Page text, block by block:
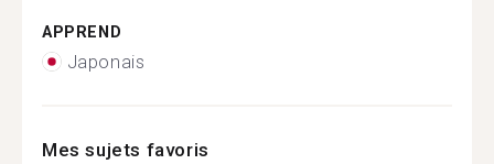
APPREND
Japonais
Mes sujets favoris